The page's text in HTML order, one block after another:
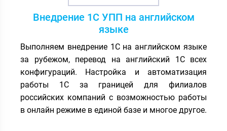
Внедрение 1С УПП на английском
языке
Выполняем внедрение 1С на английском языке
за рубежом, перевод на английский 1С всех
конфигураций. Настройка и автоматизация
работы 1С за границей для филиалов
российских компаний с возможностью работы
в онлайн режиме в единой базе и многое другое.